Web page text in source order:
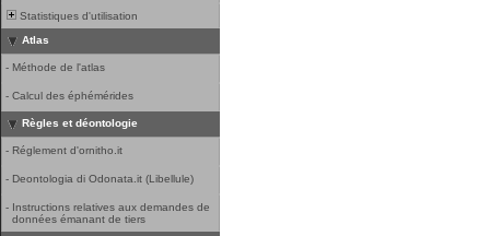
Statistiques d'utilisation
Atlas
- Méthode de l'atlas
- Calcul des éphémérides
Règles et déontologie
- Réglement d'ornitho.it
- Deontologia di Odonata.it (Libellule)
- Instructions relatives aux demandes de
données émanant de tiers